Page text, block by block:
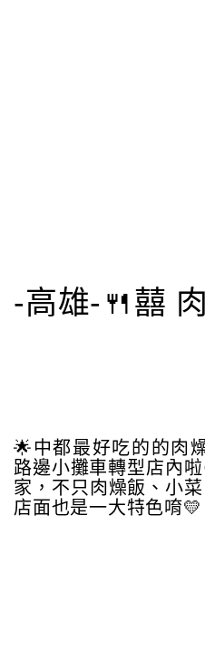
-高雄-🍴囍
🌟中都最好吃的的肉
路邊小攤車轉型店內
家，不只肉燥飯、小
店面也是一大特色唷💛